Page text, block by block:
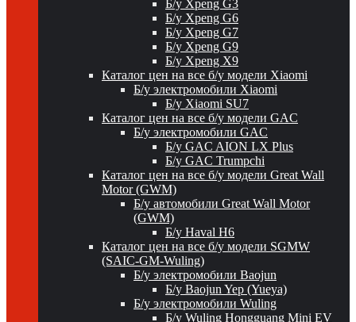
Б/у Xpeng G3
Б/у Xpeng G6
Б/у Xpeng G7
Б/у Xpeng G9
Б/у Xpeng X9
Каталог цен на все б/у модели Xiaomi
Б/у электромобили Xiaomi
Б/у Xiaomi SU7
Каталог цен на все б/у модели GAC
Б/у электромобили GAC
Б/у GAC AION LX Plus
Б/у GAC Trumpchi
Каталог цен на все б/у модели Great Wall
Motor (GWM)
Б/у автомобили Great Wall Motor
(GWM)
Б/у Haval H6
Каталог цен на все б/у модели SGMW
(SAIC-GM-Wuling)
Б/у электромобили Baojun
Б/у Baojun Yep (Yueya)
Б/у электромобили Wuling
Б/у Wuling Hongguang Mini EV